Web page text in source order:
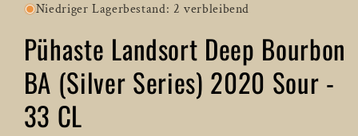
Niedriger Lagerbestand: 2 verbleibend
Pühaste Landsort Deep Bourbon
BA (Silver Series) 2020 Sour -
33 CL